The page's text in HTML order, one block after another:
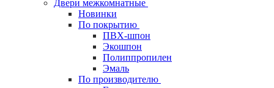
Двери межкомнатные
Новинки
По покрытию
ПВХ-шпон
Экошпон
Полиппропилен
Эмаль
По производителю